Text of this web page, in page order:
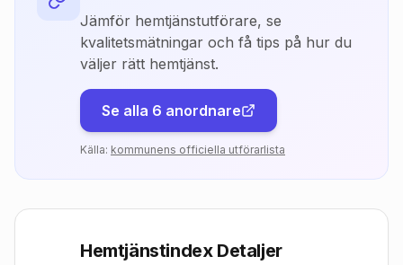
Jämför hemtjänstutförare, se
kvalitetsmätningar och få tips på hur du
väljer rätt hemtjänst.
Se alla 6 anordnare
Källa: kommunens officiella utförarlista
Hemtjänstindex Detaljer